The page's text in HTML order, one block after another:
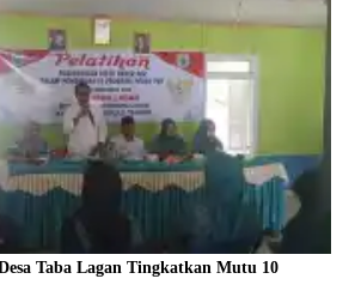
Taba Lagan Tingkatkan Mutu 10